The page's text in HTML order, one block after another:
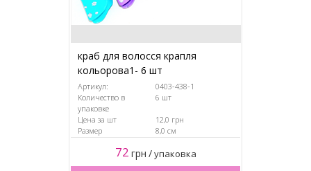
краб для волосся крапля
кольорова1- 6 шт
Артикул:
0403-438-1
Количество в
упаковке
6 шт
Цена за шт
12,0 грн
Размер
8,0 см
72 грн /упаковка